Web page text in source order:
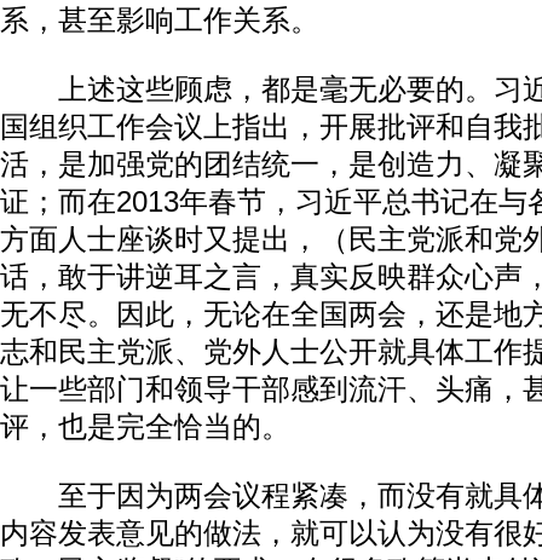
系，甚至影响工作关系。
上述这些顾虑，都是毫无必要的。习
国组织工作会议上指出，开展批评和自我
活，是加强党的团结统一，是创造力、凝
证；而在2013年春节，习近平总书记在与
方面人士座谈时又提出，（民主党派和党
话，敢于讲逆耳之言，真实反映群众心声
无不尽。因此，无论在全国两会，还是地
志和民主党派、党外人士公开就具体工作
让一些部门和领导干部感到流汗、头痛，
评，也是完全恰当的。
至于因为两会议程紧凑，而没有就具
内容发表意见的做法，就可以认为没有很